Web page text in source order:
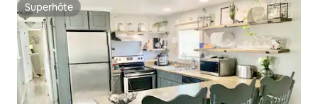
Superhôte
Superhôte